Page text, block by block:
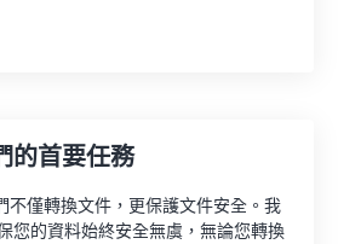
的首要任務
不僅轉換文件，更保護文件安全。我
您的資料始終安全無虞，無論您轉換